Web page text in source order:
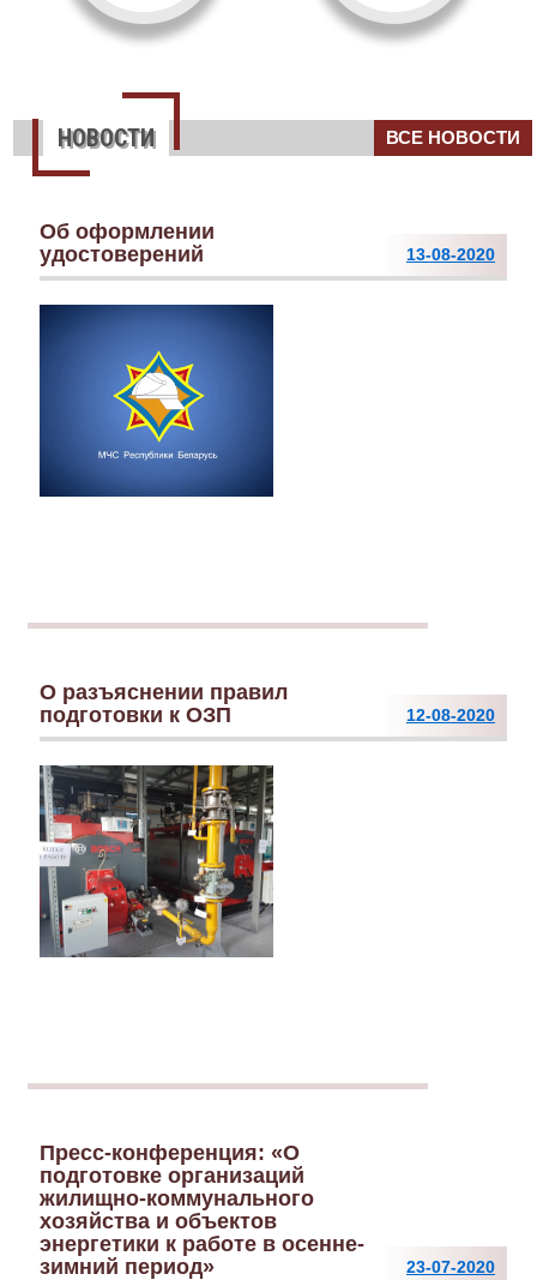
НОВОСТИ ВСЕ НОВОСТИ
Об оформлении
удостоверений
13-08-2020
О разъяснении правил
подготовки к ОЗП
12-08-2020
Пресс-конференция: «О
подготовке организаций
жилищно-коммунального
хозяйства и объектов
энергетики к работе в осенне-
зимний период»
23-07-2020